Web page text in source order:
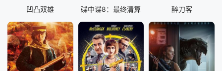
凹凸双雄 碟中谍8：最终清算 醉刀客